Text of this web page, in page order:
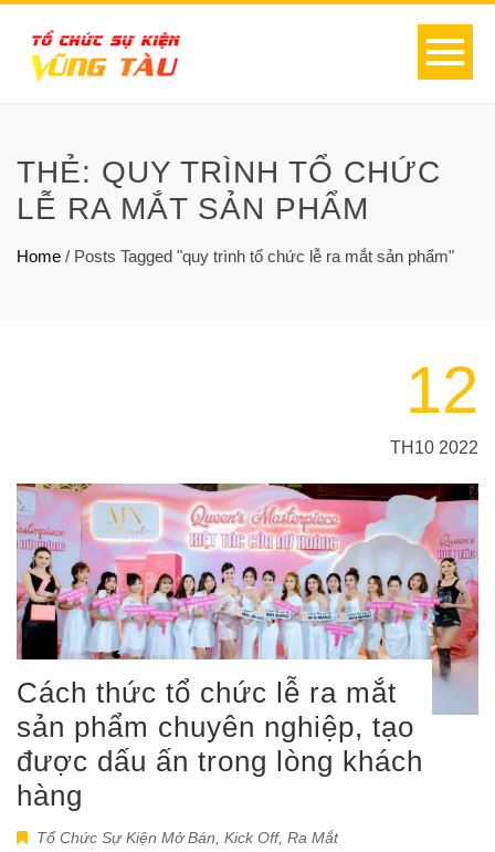
THẺ: QUY TRÌNH TỔ CHỨC
LỄ RA MẮT SẢN PHẨM
Home / Posts Tagged "quy trình tổ chức lễ ra mắt sản phẩm"
12
TH10 2022
Cách thức tổ chức lễ ra mắt
sản phẩm chuyên nghiệp, tạo
được dấu ấn trong lòng khách
hàng
Tổ Chức Sự Kiện Mở Bán, Kick Off, Ra Mắt